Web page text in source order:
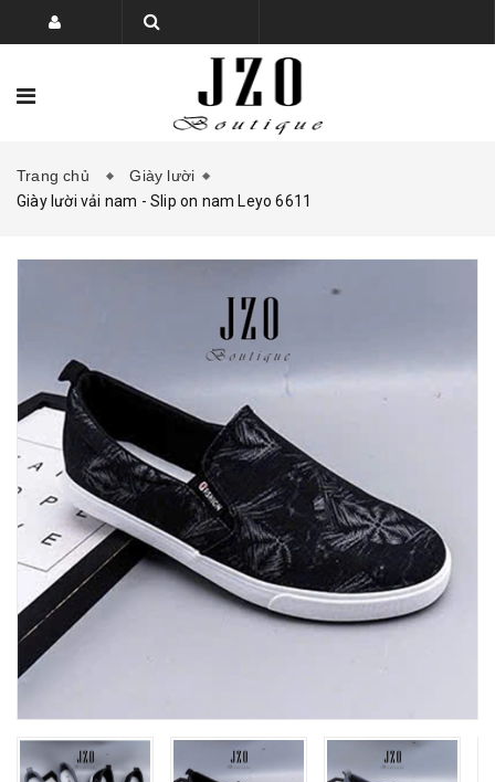
TRANG CHỦ BỘ SƯU TẬP
KHUYẾN MẠI LIÊN HỆ
Trang chủ
Giày lười
Giày lười vải nam - Slip on nam Leyo 6611